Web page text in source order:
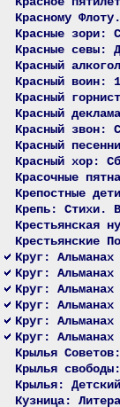
Красному
Красные зори:
Красные севы:
Красный
Красный воин:
Красный
Красный
Красный звон:
Красный
Красный хор:
Красочные
Крепостные
Крепь: Стихи.
Крестьянская
Крестьянские
Круг:
Круг:
Круг:
Круг:
Круг:
Круг:
Крылья
Крылья
Крылья:
Кузница: